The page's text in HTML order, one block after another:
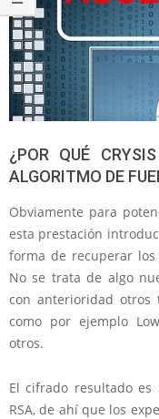
¿POR QUÉ
ALGORITMO DE
Obviamente para
esta prestación
forma de recuperar los
No se trata de algo
con anterioridad otros
como por ejemplo
otros.
El cifrado resultado es
RSA, de ahí que los